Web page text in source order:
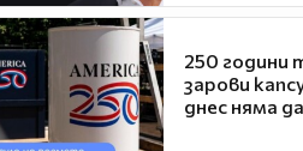
250 години
зарови
днес няма